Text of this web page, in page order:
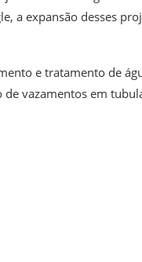
a expansão desses
e tratamento de
vazamentos em